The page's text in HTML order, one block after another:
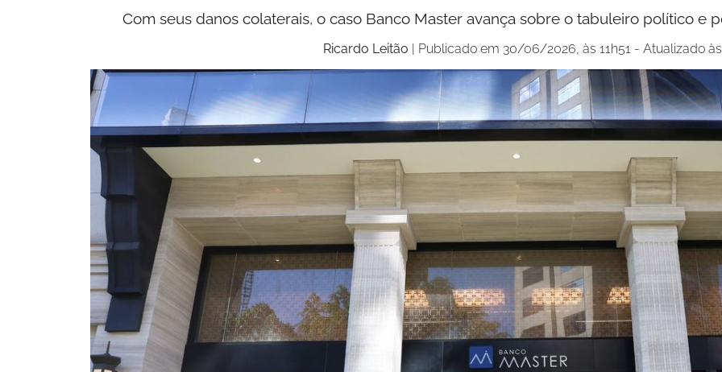
Com seus danos colaterais, o caso Banco Master avança sobre o tabuleiro político e
Ricardo Leitão | Publicado em 30/06/2026, às 11h51 - Atualizado